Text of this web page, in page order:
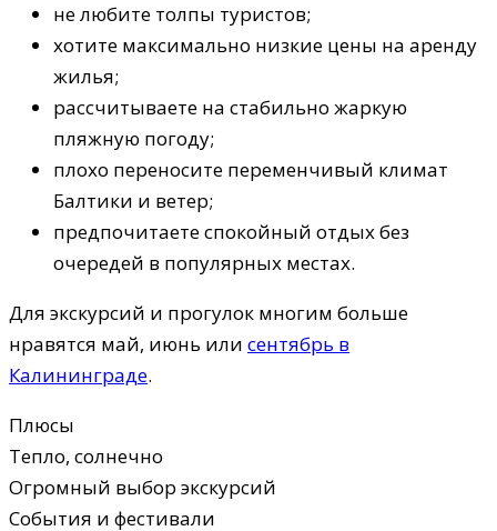
не любите толпы туристов;
хотите максимально низкие цены на аренду
жилья;
рассчитываете на стабильно жаркую
пляжную погоду;
плохо переносите переменчивый климат
Балтики и ветер;
предпочитаете спокойный отдых без
очередей в популярных местах.
Для экскурсий и прогулок многим больше
нравятся май, июнь или сентябрь в
Калининграде.
Плюсы
Тепло, солнечно
Огромный выбор экскурсий
События и фестивали